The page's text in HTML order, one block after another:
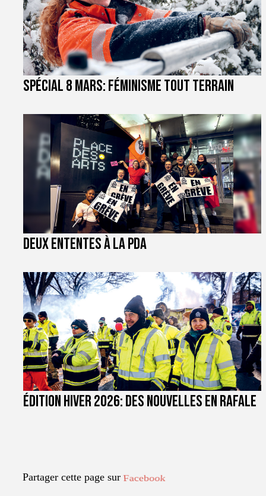
Spécial 8 mars: féminisme tout terrain
Deux ententes à la PDA
Édition hiver 2026: des nouvelles en rafale
Partager cette page sur LinkedIn